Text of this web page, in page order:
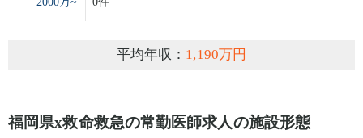
平均年収： 1,190万円
福岡県x救命救急の常勤医師求人の施設形態